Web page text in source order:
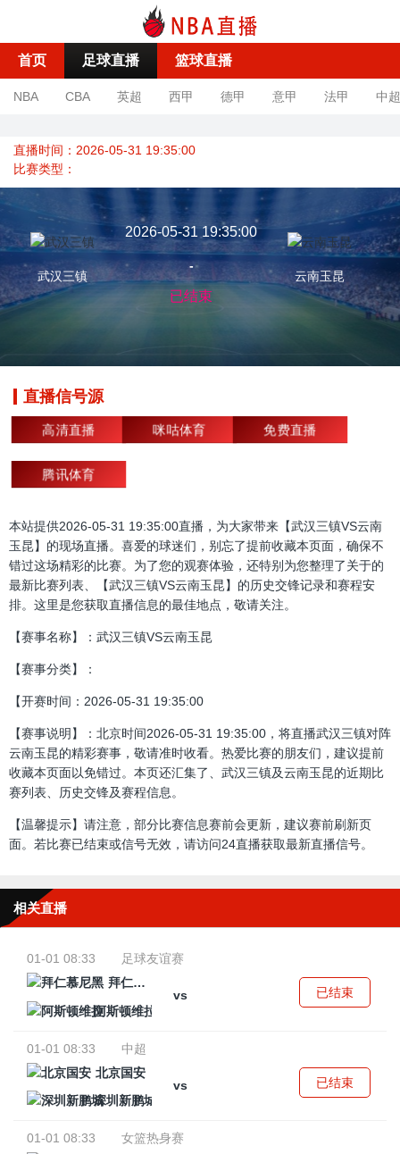
首页 足球直播 篮球直播
NBA CBA 英超 西甲 德甲 意甲 法甲 中超
直播时间：2026-05-31 19:35:00
比赛类型：
武汉三镇
2026-05-31 19:35:00
-
已结束
云南玉昆
直播信号源
高清直播 咪咕体育 免费直播
腾讯体育
本站提供2026-05-31 19:35:00直播，为大家带来【武汉三镇VS云南
玉昆】的现场直播。喜爱的球迷们，别忘了提前收藏本页面，确保不
错过这场精彩的比赛。为了您的观赛体验，还特别为您整理了关于的
最新比赛列表、【武汉三镇VS云南玉昆】的历史交锋记录和赛程安
排。这里是您获取直播信息的最佳地点，敬请关注。
【赛事名称】：武汉三镇VS云南玉昆
【赛事分类】：
【开赛时间：2026-05-31 19:35:00
【赛事说明】：北京时间2026-05-31 19:35:00，将直播武汉三镇对阵
云南玉昆的精彩赛事，敬请准时收看。热爱比赛的朋友们，建议提前
收藏本页面以免错过。本页还汇集了、武汉三镇及云南玉昆的近期比
赛列表、历史交锋及赛程信息。
【温馨提示】请注意，部分比赛信息赛前会更新，建议赛前刷新页
面。若比赛已结束或信号无效，请访问24直播获取最新直播信号。
相关直播
01-01 08:33
足球友谊赛
拜仁慕尼黑
vs
阿斯顿维拉
已结束
01-01 08:33
中超
北京国安
vs
深圳新鹏城
已结束
01-01 08:33
女篮热身赛